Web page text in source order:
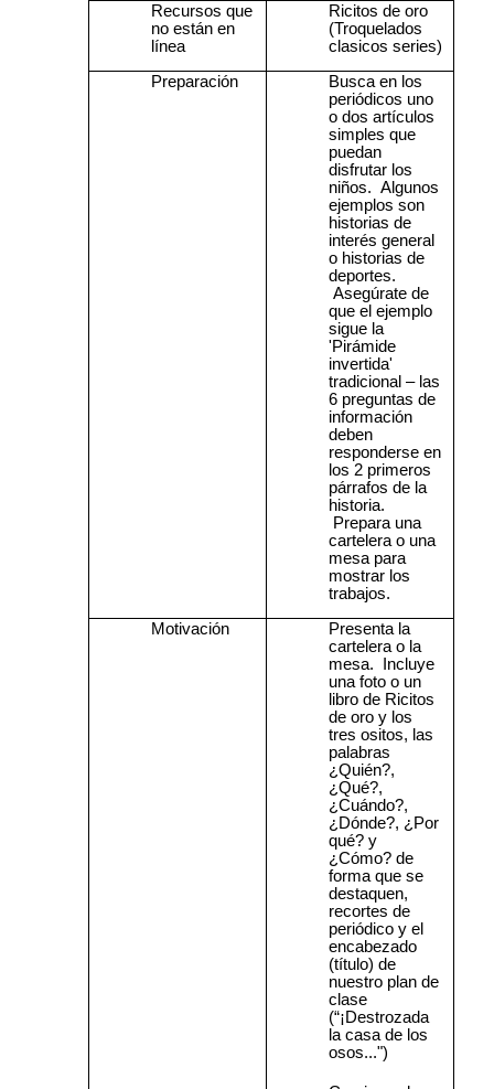
Recursos que
no están en
línea
Ricitos de oro
(Troquelados
clasicos series)
Preparación
Busca en los
periódicos uno
o dos artículos
simples que
puedan
disfrutar los
niños. Algunos
ejemplos son
historias de
interés general
o historias de
deportes.
Asegúrate de
que el ejemplo
sigue la
'Pirámide
invertida'
tradicional – las
6 preguntas de
información
deben
responderse en
los 2 primeros
párrafos de la
historia.
Prepara una
cartelera o una
mesa para
mostrar los
trabajos.
Motivación
Presenta la
cartelera o la
mesa.
Incluye
una foto o un
libro de Ricitos
de oro y los
tres ositos, las
palabras
¿Quién?,
¿Qué?,
¿Cuándo?,
¿Dónde?, ¿Por
qué? y
¿Cómo? de
forma que se
destaquen,
recortes de
periódico y el
encabezado
(título) de
nuestro plan de
clase
(“¡Destrozada
la casa de los
osos...")